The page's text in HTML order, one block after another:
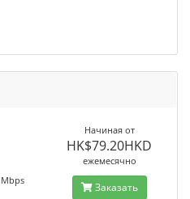
Mbps
Начиная от
HK$79.20HKD
ежемесячно
Заказать